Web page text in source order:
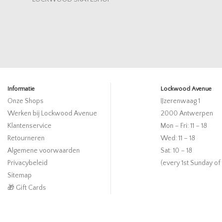
Informatie
Onze Shops
Werken bij Lockwood Avenue
Klantenservice
Retourneren
Algemene voorwaarden
Privacybeleid
Sitemap
🎁 Gift Cards
Lockwood Avenue
IJzerenwaag 1
2000 Antwerpen
Mon – Fri: 11 – 18
Wed: 11 – 18
Sat: 10 – 18
(every 1st Sunday